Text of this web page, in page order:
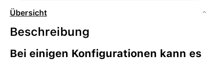
Übersicht
Beschreibung
Bei einigen Konfigurationen kann es